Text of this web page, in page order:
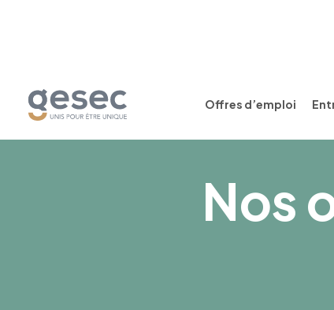
Offres d’emploi
Nos